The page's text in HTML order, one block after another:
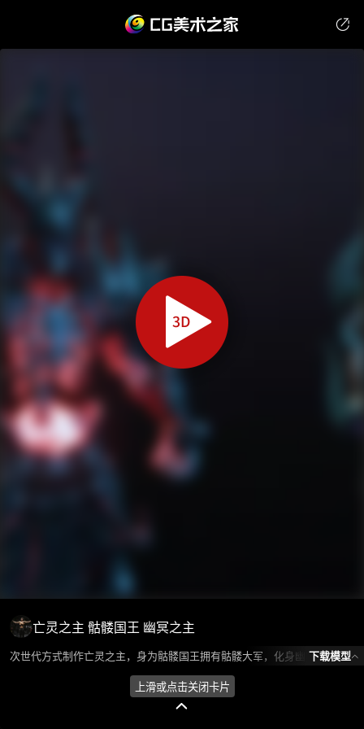
亡灵之主 骷髅国王 幽冥之主
次世代方式制作亡灵之主，身为骷髅国王拥有骷髅大军，化身幽冥之主。 模型所属分类为“人物角色-人型怪物”，模型风格为写实，模型ID为101680，本模型由设计师 Huan环 在2024-08-30 09:31:31上传，含.fbx，.gltf，.max(3dsMax)相关源文件下载格式，点数为12718，面数为13874，材质数为2，贴图数为4，CG美术之家持续为您更新与数字孪生、影视动画和游戏VR等相关优质资源。
下载模型
上滑或点击关闭卡片